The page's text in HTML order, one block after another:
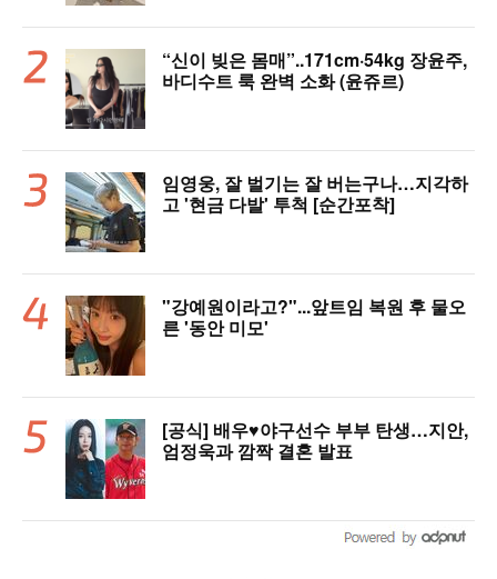
“신이 빚은 몸매”..171cm·54kg 장윤주,
바디수트 룩 완벽 소화 (윤쥬르)
임영웅, 잘 벌기는 잘 버는구나…지각하
고 '현금 다발' 투척 [순간포착]
"강예원이라고?"...앞트임 복원 후 물오
른 '동안 미모'
[공식] 배우♥야구선수 부부 탄생…지안,
엄정욱과 깜짝 결혼 발표